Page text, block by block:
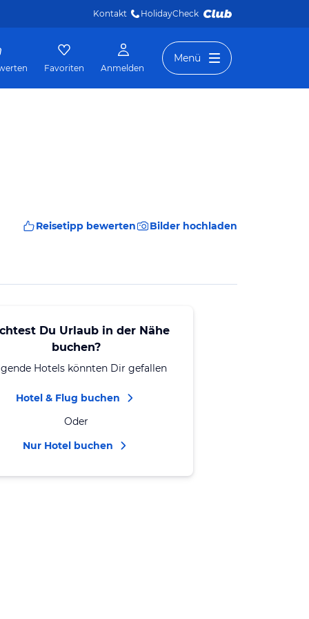
Kontakt HolidayCheck
Favoriten Anmelden
Menü
Reisetipp bewerten Bilder hochladen
Du Urlaub in der Nähe
buchen?
Hotels könnten Dir gefallen
Hotel & Flug buchen
Oder
Nur Hotel buchen